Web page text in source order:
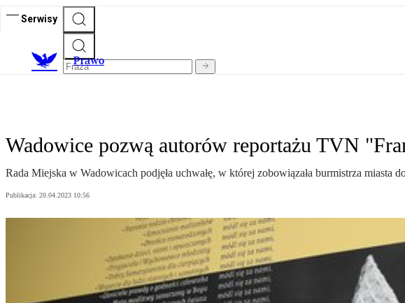
Serwisy
Prawo
Wadowice pozwą autorów reportażu TVN
Rada Miejska w Wadowicach podjęła uchwałę, w której zobowiązała burmistrza miasta
Publikacja: 20.04.2023 10:56